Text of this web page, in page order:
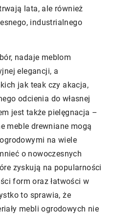
lata, ale również
industrialnego
nadaje meblom
elegancji, a
jak teak czy akacja,
odcienia do własnej
jest także pielęgnacja –
meble drewniane mogą
na wiele
o nowoczesnych
zyskują na popularności
form oraz łatwości w
to sprawia, że
mebli ogrodowych nie